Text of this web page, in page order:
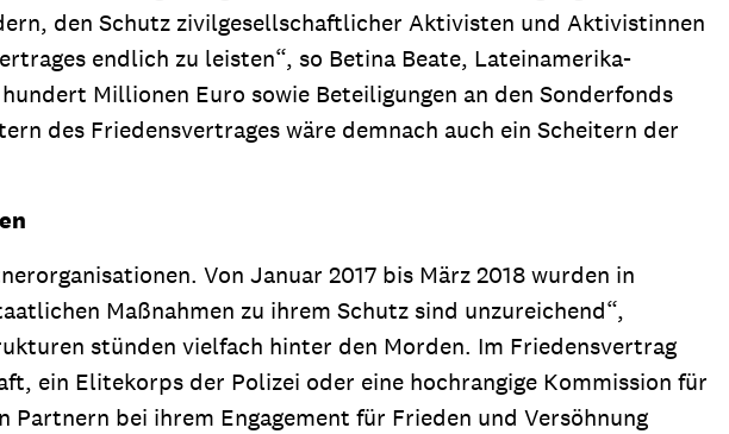
den Schutz zivilgesellschaftlicher Aktivisten und Aktivistinnen
endlich zu leisten“, so Betina Beate, Lateinamerika-
Millionen Euro sowie Beteiligungen an den Sonderfonds
des Friedensvertrages wäre demnach auch ein Scheitern der
Von Januar 2017 bis März 2018 wurden in
Maßnahmen zu ihrem Schutz sind unzureichend“,
stünden vielfach hinter den Morden. Im Friedensvertrag
ein Elitekorps der Polizei oder eine hochrangige Kommission für
bei ihrem Engagement für Frieden und Versöhnung